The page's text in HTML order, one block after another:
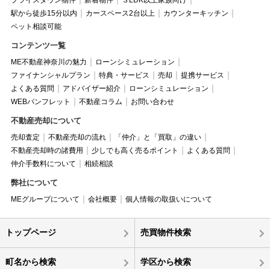
駅から徒歩15分以内
カースペース2台以上
カウンターキッチン
ペット相談可能
コンテンツ一覧
ME不動産神奈川の魅力
ローンシミュレーション
ファイナンシャルプラン
特典・サービス 売却
提携サービス
よくある質問
アドバイザー紹介
ローンシミュレーション
WEBパンフレット
不動産コラム お問い合わせ
不動産売却について
売却査定 不動産売却の流れ
「仲介」と「買取」の違い
不動産売却時の諸費用
少しでも高く売るポイント
よくある質問
仲介手数料について
相続相談
弊社について
MEグループについて 会社概要 個人情報の取扱いについて
トップページ 売買物件検索
町名から検索 学区から検索